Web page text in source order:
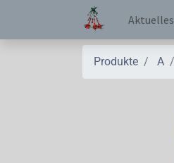
Aktuelles
Produkte A